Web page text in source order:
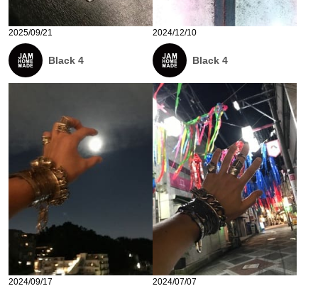
2025/09/21
Black 4
2024/12/10
Black 4
2024/09/17 2024/07/07